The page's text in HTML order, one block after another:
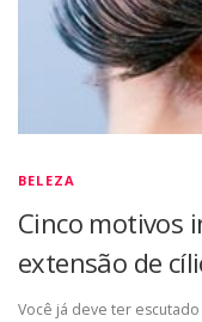
BELEZA
Cinco motivos
extensão de
Você já deve ter